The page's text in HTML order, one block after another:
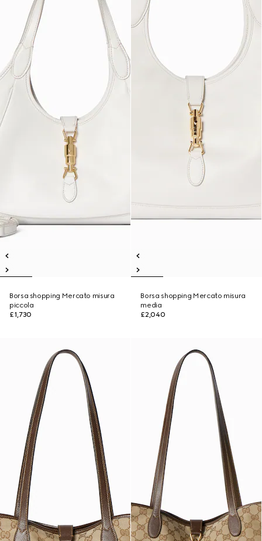
Borsa shopping Mercato misura
piccola
£1,730
Borsa shopping Mercato misura
media
£2,040